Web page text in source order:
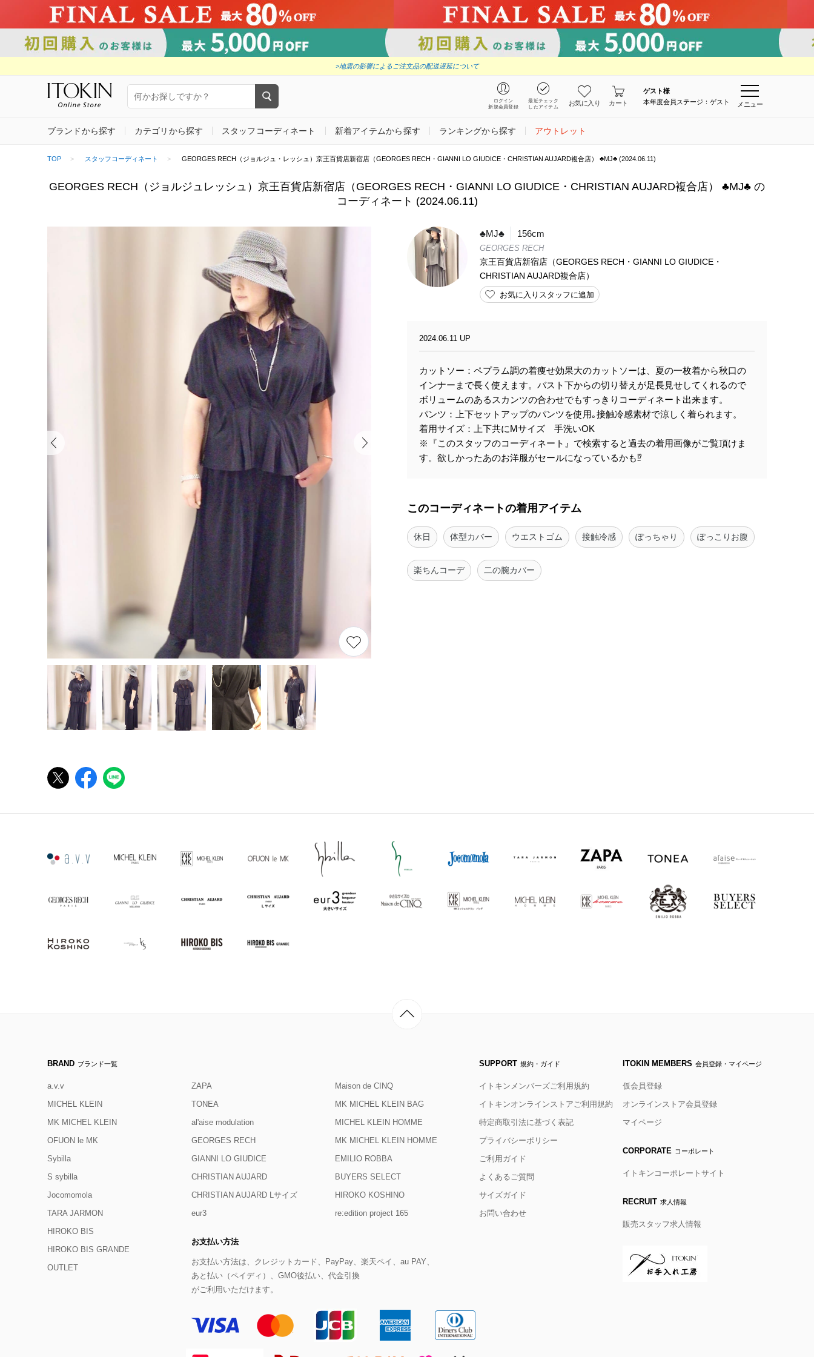
>地震の影響によるご注文品の配送遅延について
ログイン
新規会員登録
最近チェック
したアイテム
お気に入り カート
ゲスト様
本年度会員ステージ：ゲスト
メニュー
ブランドから探す カテゴリから探す スタッフコーディネート 新着アイテムから探す ランキングから探す アウトレット
TOP スタッフコーディネート GEORGES RECH（ジョルジュ・レッシュ）京王百貨店新宿店（GEORGES RECH・GIANNI LO GIUDICE・CHRISTIAN AUJARD複合店） ♣︎MJ♣︎ (2024.06.11)
GEORGES RECH（ジョルジュレッシュ）京王百貨店新宿店（GEORGES RECH・GIANNI LO GIUDICE・CHRISTIAN AUJARD複合店） ♣︎MJ♣︎ の
コーディネート (2024.06.11)
♣︎MJ♣︎ 156cm
GEORGES RECH
京王百貨店新宿店（GEORGES RECH・GIANNI LO GIUDICE・
CHRISTIAN AUJARD複合店）
お気に入りスタッフに追加
2024.06.11 UP
カットソー：ペプラム調の着痩せ効果大のカットソーは、夏の一枚着から秋口の
インナーまで長く使えます。バスト下からの切り替えが足長見せしてくれるので
ボリュームのあるスカンツの合わせでもすっきりコーディネート出来ます。
パンツ：上下セットアップのパンツを使用｡接触冷感素材で涼しく着られます。
着用サイズ：上下共にMサイズ 手洗いOK
※『このスタッフのコーディネート』で検索すると過去の着用画像がご覧頂けま
す。欲しかったあのお洋服がセールになっているかも⁉︎
このコーディネートの着用アイテム
休日 体型カバー ウエストゴム 接触冷感 ぽっちゃり ぽっこりお腹
楽ちんコーデ 二の腕カバー
BRAND ブランド一覧
a.v.v
MICHEL KLEIN
MK MICHEL KLEIN
OFUON le MK
Sybilla
S sybilla
Jocomomola
TARA JARMON
ZAPA
TONEA
al'aise modulation
GEORGES RECH
GIANNI LO GIUDICE
CHRISTIAN AUJARD
CHRISTIAN AUJARD Lサイズ
eur3
Maison de CINQ
MK MICHEL KLEIN BAG
MICHEL KLEIN HOMME
MK MICHEL KLEIN HOMME
EMILIO ROBBA
BUYERS SELECT
HIROKO KOSHINO
re:edition project 165
HIROKO BIS
HIROKO BIS GRANDE
OUTLET
お支払い方法
お支払い方法は、クレジットカード、PayPay、楽天ペイ、au PAY、
あと払い（ペイディ）、GMO後払い、代金引換
がご利用いただけます。
SUPPORT 規約・ガイド
イトキンメンバーズご利用規約
イトキンオンラインストアご利用規約
特定商取引法に基づく表記
プライバシーポリシー
ご利用ガイド
よくあるご質問
サイズガイド
お問い合わせ
ITOKIN MEMBERS 会員登録・マイページ
仮会員登録
オンラインストア会員登録
マイページ
CORPORATE コーポレート
イトキンコーポレートサイト
RECRUIT 求人情報
販売スタッフ求人情報